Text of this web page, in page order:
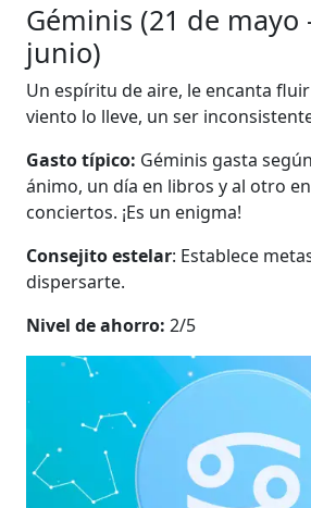
Géminis (21 de mayo
junio)
Un espíritu de aire, le encanta
viento lo lleve, un ser
Gasto típico: Géminis gasta
ánimo, un día en libros y al otro
conciertos. ¡Es un enigma!
Consejito estelar: Establece
dispersarte.
Nivel de ahorro:2/5